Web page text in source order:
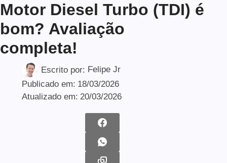
Motor Diesel Turbo (TDI) é
bom? Avaliação
completa!
Escrito por: Felipe Jr
Publicado em: 18/03/2026
Atualizado em: 20/03/2026